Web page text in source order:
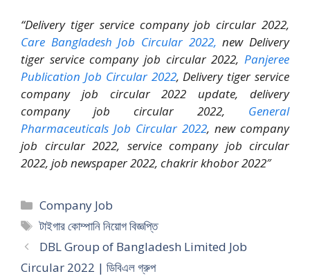
“Delivery tiger service company job circular 2022,
Care Bangladesh Job Circular 2022, new Delivery
tiger service company job circular 2022, Panjeree
Publication Job Circular 2022, Delivery tiger service
company job circular 2022 update, delivery
company job circular 2022, General
Pharmaceuticals Job Circular 2022, new company
job circular 2022, service company job circular
2022, job newspaper 2022, chakrir khobor 2022″
Categories
Company Job
Tags
টাইগার কোম্পানি নিয়োগ বিজ্ঞপ্তি
DBL Group of Bangladesh Limited Job
Circular 2022 | ডিবিএল গ্রুপ